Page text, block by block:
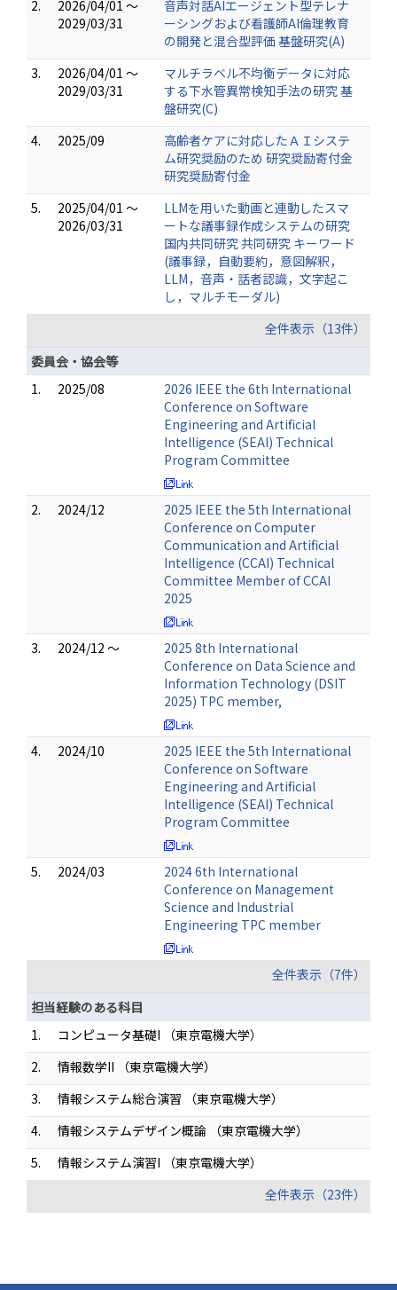
2.
2026/04/01 ～
2029/03/31
音声対話AIエージェント型テレナ
ーシングおよび看護師AI倫理教育
の開発と混合型評価 基盤研究(A)
3.
2026/04/01 ～
2029/03/31
マルチラベル不均衡データに対応
する下水管異常検知手法の研究 基
盤研究(C)
4.
2025/09
高齢者ケアに対応したＡＩシステ
ム研究奨励のため 研究奨励寄付金
研究奨励寄付金
5.
2025/04/01 ～
2026/03/31
LLMを用いた動画と連動したスマ
ートな議事録作成システムの研究
国内共同研究 共同研究 キーワード
(議事録，自動要約，意図解釈，
LLM，音声・話者認識，文字起こ
し，マルチモーダル)
全件表示（13件）
委員会・協会等
1.
2025/08
2026 IEEE the 6th International
Conference on Software
Engineering and Artificial
Intelligence (SEAI) Technical
Program Committee
2. 2024/12
2025 IEEE the 5th International
Conference on Computer
Communication and Artificial
Intelligence (CCAI) Technical
Committee Member of CCAI
2025
3. 2024/12 ～
2025 8th International
Conference on Data Science and
Information Technology (DSIT
2025) TPC member,
4. 2024/10
2025 IEEE the 5th International
Conference on Software
Engineering and Artificial
Intelligence (SEAI) Technical
Program Committee
5. 2024/03
2024 6th International
Conference on Management
Science and Industrial
Engineering TPC member
全件表示（7件）
担当経験のある科目
1.
コンピュータ基礎I （東京電機大学）
2.
情報数学II （東京電機大学）
3.
情報システム総合演習 （東京電機大学）
4.
情報システムデザイン概論 （東京電機大学）
5.
情報システム演習I （東京電機大学）
全件表示（23件）